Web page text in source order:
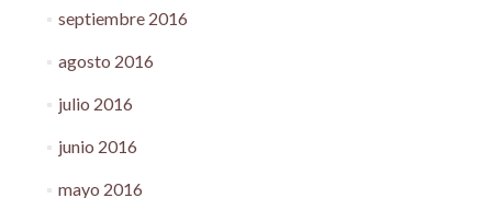
septiembre 2016
agosto 2016
julio 2016
junio 2016
mayo 2016